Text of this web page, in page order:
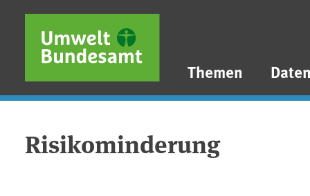
Direkt zum Inhalt
Direkt zum Hauptmenü
Direkt zur Fußzeile
Themen Daten
Risikominderung